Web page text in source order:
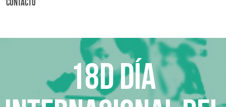
Contacto
18D Día